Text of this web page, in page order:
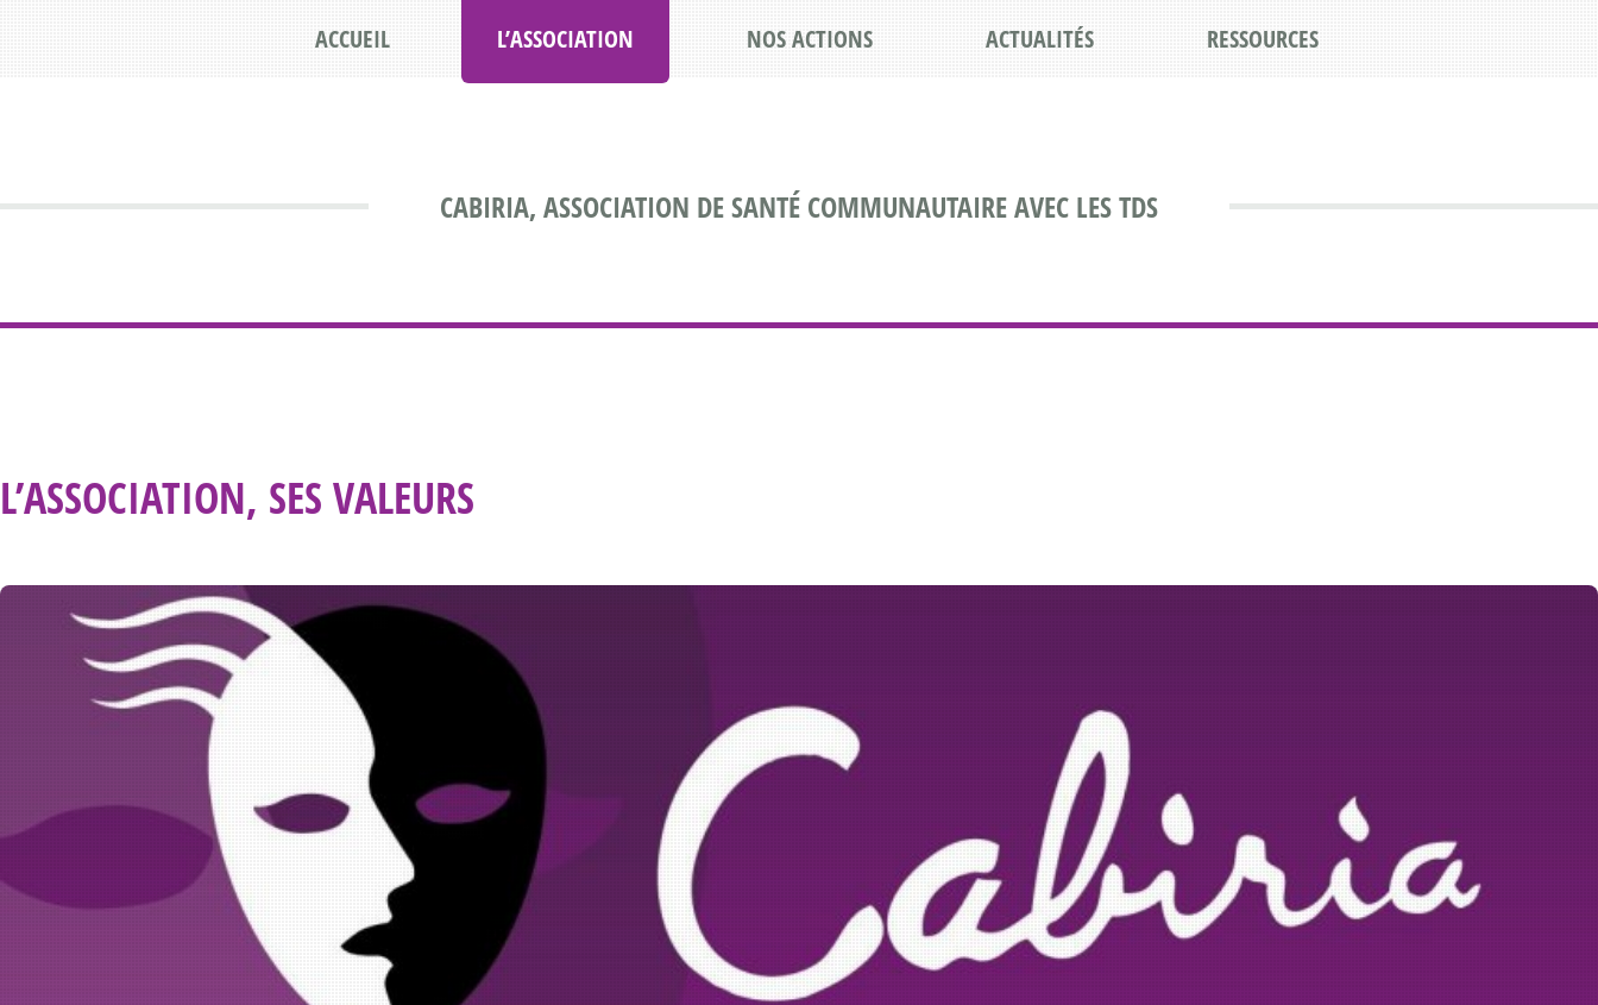
CABIRIA, ASSOCIATION DE SANTÉ COMMUNAUTAIRE AVEC LES TDS
ACCUEIL L’ASSOCIATION NOS ACTIONS ACTUALITÉS RESSOURCES
L’ASSOCIATION, SES VALEURS